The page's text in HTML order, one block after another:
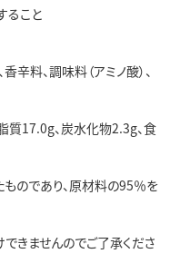
ること
辛料、調味料（アミノ酸）、
質17.0g、炭水化物2.3g、食
のであり、原材料の95％を
きませんのでご了承くださ